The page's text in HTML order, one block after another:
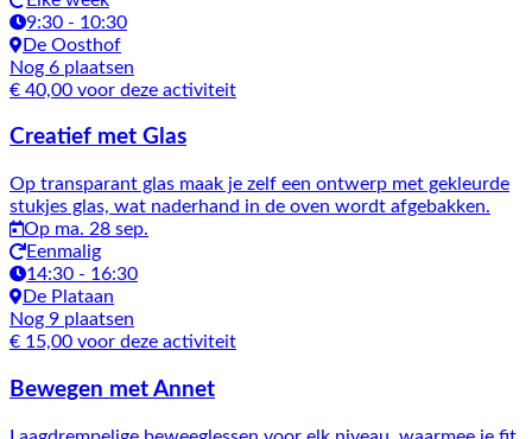
9:30 - 10:30
De Oosthof
Nog 6 plaatsen
€ 40,00 voor deze activiteit
Creatief met Glas
Op transparant glas maak je zelf een ontwerp met gekleurde
stukjes glas, wat naderhand in de oven wordt afgebakken.
Op ma. 28 sep.
Eenmalig
14:30 - 16:30
De Plataan
Nog 9 plaatsen
€ 15,00 voor deze activiteit
Bewegen met Annet